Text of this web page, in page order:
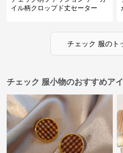
イル柄クロップド丈セーター
チェック 服のト
チェック 服小物のおすすめア